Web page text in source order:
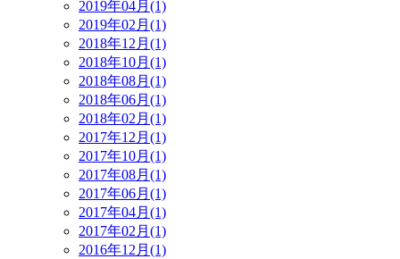
2019年04月(1)
2019年02月(1)
2018年12月(1)
2018年10月(1)
2018年08月(1)
2018年06月(1)
2018年02月(1)
2017年12月(1)
2017年10月(1)
2017年08月(1)
2017年06月(1)
2017年04月(1)
2017年02月(1)
2016年12月(1)